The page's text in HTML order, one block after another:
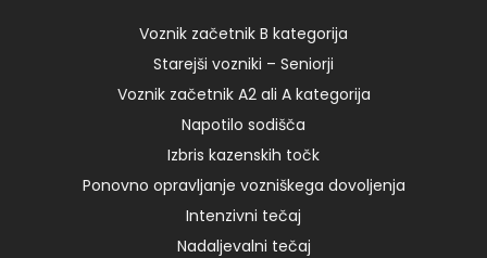
15. 05. 2024
Voznik začetnik B kategorija
Starejši vozniki – Seniorji
Voznik začetnik A2 ali A kategorija
Napotilo sodišča
Izbris kazenskih točk
Ponovno opravljanje vozniškega dovoljenja
Intenzivni tečaj
Nadaljevalni tečaj